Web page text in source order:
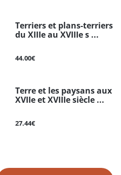
Terriers et plans-terriers
du XIIIe au XVIIIe s ...
44.00€
Terre et les paysans aux
XVIIe et XVIIIe siècle ...
27.44€